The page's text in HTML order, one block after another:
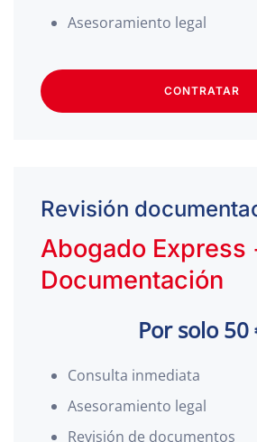
Asesoramiento legal
CONTRATAR
Revisión
Abogado Express
Documentación
Por solo 50
Consulta inmediata
Asesoramiento legal
Revisión de documentos